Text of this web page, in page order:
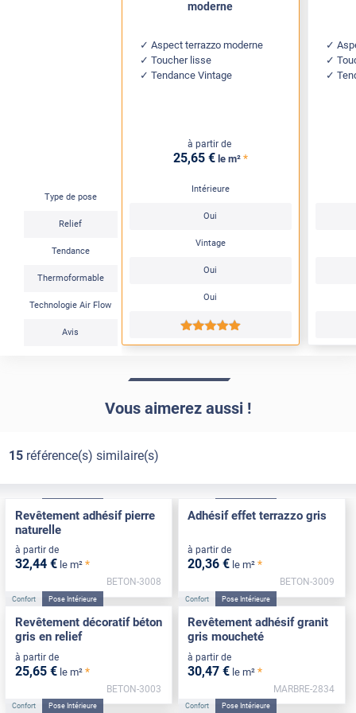
Type de pose
Relief
Tendance
Thermoformable
Technologie Air Flow
Avis
moderne
Aspect terrazzo moderne
Toucher lisse
Tendance Vintage
à partir de
25,65 € le m² *
Intérieure
Oui
Vintage
Oui
Oui
*****
Vous aimerez aussi !
15référence(s) similaire(s)
Revêtement adhésif pierre
naturelle
à partir de
32,44 € le m² *
BETON-3008
Adhésif effet terrazzo gris
à partir de
20,36 € le m² *
BETON-3009
Confort Pose Intérieure
Revêtement décoratif béton
gris en relief
à partir de
25,65 € le m² *
BETON-3003
Confort Pose Intérieure
Revêtement adhésif granit
gris moucheté
à partir de
30,47 € le m² *
MARBRE-2834
Confort Pose Intérieure Confort Pose Intérieure